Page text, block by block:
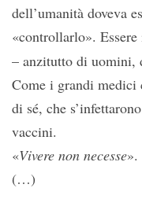
dell’umanità doveva
«controllarlo».
– anzitutto di uomini,
Come i grandi medici
di sé, che
vaccini.
«Vivere non necesse».
(…)